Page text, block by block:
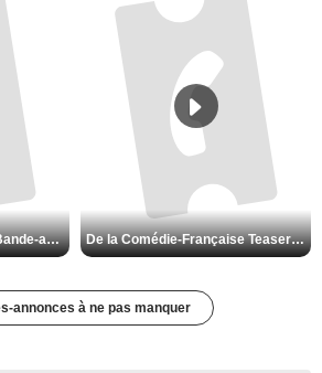
Les Matins merveilleux Bande-annonce VF De la Comédie-Française Teaser VF
annonces à ne pas manquer